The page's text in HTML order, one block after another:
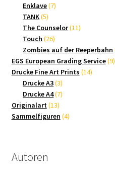
Enklave 77
TANK 55
Produkte
The Counselor 1111
Touch 2626
Produkte
Zombies auf der Reeperbahn
EGS European Grading Service 99
Drucke Fine Art Prints 1414
Drucke A3 33
Produkte
Drucke A4 77
Originalart 1313
Produkte
Sammelfiguren 44
Autoren